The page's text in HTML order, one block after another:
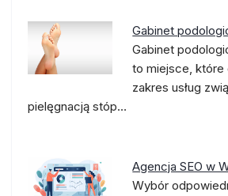
Gabinet
Gabinet
to miejsce, które
zakres usług
pielęgnacją stóp…
Agencja SEO w
Wybór